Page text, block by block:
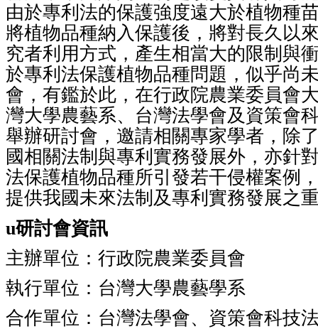
由於專利法的保護強度遠大於植物種
將植物品種納入保護後，將對長久以
究者利用方式，產生相當大的限制與
於專利法保護植物品種問題，似乎尚
會，有鑑於此，在行政院農業委員會
灣大學農藝系、台灣法學會及資策會
舉辦研討會，邀請相關專家學者，除
國相關法制與專利實務發展外，亦針
法保護植物品種所引發若干侵權案例
提供我國未來法制及專利實務發展之
u研討會資訊
主辦單位：行政院農業委員會
執行單位：台灣大學農藝學系
合作單位：台灣法學會、資策會科技